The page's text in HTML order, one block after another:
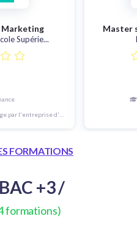
Marketing
Supérie...
d'accueil en alternance)
Master
FORMATIONS
BAC +3 /
formations)